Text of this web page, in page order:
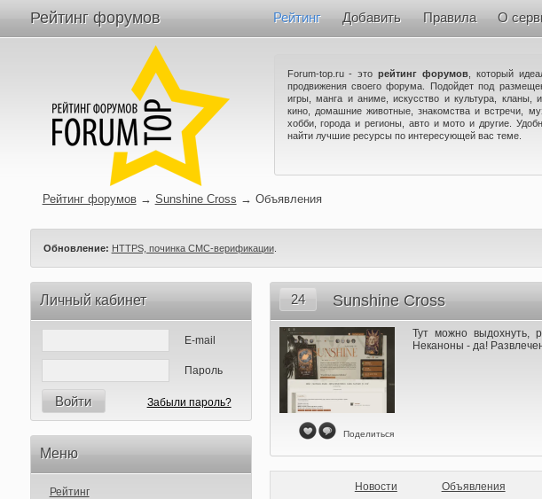
Рейтинг форумов Рейтинг Добавить Правила О
Forum-top.ru - эторейтинг форумов , который
продвижения своего форума. Подойдет под
игры, манга и аниме, искусство и культура, кланы,
кино, домашние животные, знакомства и встречи,
хобби, города и регионы, авто и мото и другие.
найти лучшие ресурсы по интересующей вас теме.
Рейтинг форумов → Sunshine Cross → Объявления
Обновление: HTTPS, починка СМС-верификации.
Личный кабинет
E-mail
Пароль
Войти Забыли пароль?
Меню
Рейтинг
24 Sunshine Cross
Поделиться
Тут можно выдохнуть,
Неканоны - да!
Новости Объявления